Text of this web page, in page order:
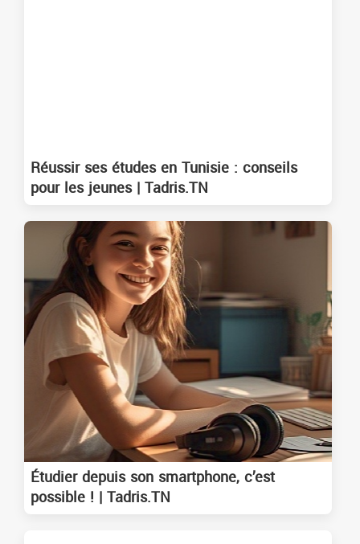
Réussir ses études en Tunisie : conseils
pour les jeunes | Tadris.TN
Étudier depuis son smartphone, c’est
possible ! | Tadris.TN